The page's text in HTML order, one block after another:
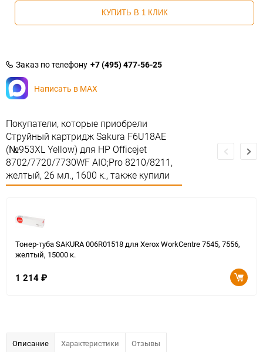
КУПИТЬ В 1 КЛИК
Заказ по телефону +7 (495) 477-56-25
Написать в MAX
Покупатели, которые приобрели
Струйный картридж Sakura F6U18AE
(№953XL Yellow) для HP Officejet
8702/7720/7730WF AIO;Pro 8210/8211,
желтый, 26 мл., 1600 к., также купили
Тонер-туба SAKURA 006R01518 для Xerox WorkCentre 7545, 7556,
желтый, 15000 к.
1 214 ₽
Описание Характеристики Отзывы